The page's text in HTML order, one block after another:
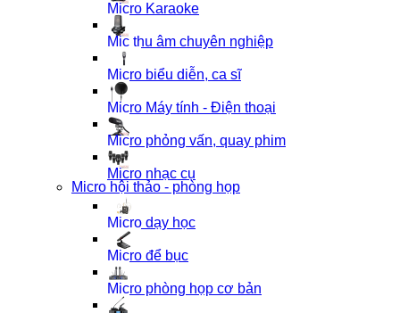
Micro Karaoke
Mic thu âm chuyên nghiệp
Micro biểu diễn, ca sĩ
Micro Máy tính - Điện thoại
Micro phỏng vấn, quay phim
Micro nhạc cụ
Micro hội thảo - phòng họp
Micro dạy học
Micro để bục
Micro phòng họp cơ bản